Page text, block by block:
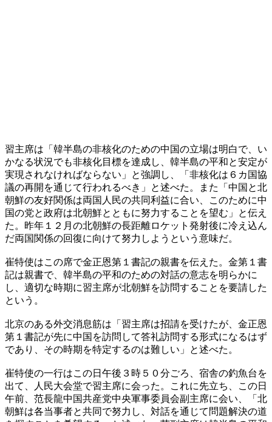
習主席は「韓半島の非核化のための中国の立場は明白で、い
かなる状況でも非核化目標を達成し、韓半島の平和と安定が
実現されなければならない」と強調し、「非核化は６カ国協
議の再開を通じて行われるべき」と述べた。また「中国と北
朝鮮の友好関係は両国人民の共同利益に合い、このために中
国の党と政府は北朝鮮とともに努力することを望む」と伝え
た。昨年１２月の北朝鮮の長距離ロケット発射後に冷え込ん
だ両国関係の回復に向けて努力しようという意味だ。
崔特使はこの席で金正恩第１書記の親書を伝えた。金第１書
記は親書で、韓半島の平和のための対話の意志を明らかに
し、適切な時期に習主席が北朝鮮を訪問することを要請した
という。
北京のある外交消息筋は「習主席は招請を受けたが、金正恩
第１書記が先に中国を訪問して答礼訪問する形式になるはず
であり、その時期を特定するのは難しい」と述べた。
崔特使の一行はこの日午後３時５０分ごろ、宿舎の釣魚台を
出て、人民大会堂で習主席に会った。これに先立ち、この日
午前、范長龍中国共産党中央軍事委員会副主席に会い、「北
朝鮮は各当事者と共同で努力し、対話を通じて問題解決の道